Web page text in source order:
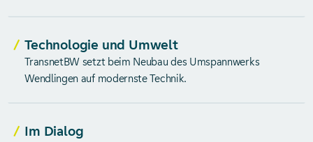
Technologie und Umwelt
TransnetBW setzt beim Neubau des Umspannwerks
Wendlingen auf modernste Technik.
Im Dialog